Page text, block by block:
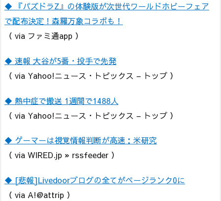
◆ 『パズドラZ』の体験版が次世代ワールドホビーフェア
で配布決定！森羅万象コラボも！
（ via ファミ通app ）
◆ 速報 大谷が5番・投手で先発
（ via Yahoo!ニュース・トピックス – トップ ）
◆ 熱中症で搬送 1週間で1488人
（ via Yahoo!ニュース・トピックス – トップ ）
◆ ゲーマーは視覚情報判断が高速：米研究
（ via WIRED.jp » rssfeeder ）
◆ [悲報]Livedoorブログの全てがページランク0に
（ via A!@attrip ）